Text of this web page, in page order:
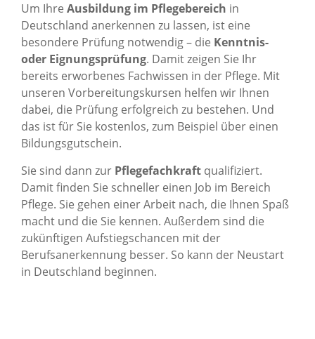
Um Ihre Ausbildung im Pflegebereich in
Deutschland anerkennen zu lassen, ist eine
besondere Prüfung notwendig – die Kenntnis-
oder Eignungsprüfung. Damit zeigen Sie Ihr
bereits erworbenes Fachwissen in der Pflege. Mit
unseren Vorbereitungskursen helfen wir Ihnen
dabei, die Prüfung erfolgreich zu bestehen. Und
das ist für Sie kostenlos, zum Beispiel über einen
Bildungsgutschein.
Sie sind dann zur Pflegefachkraft qualifiziert.
Damit finden Sie schneller einen Job im Bereich
Pflege. Sie gehen einer Arbeit nach, die Ihnen Spaß
macht und die Sie kennen. Außerdem sind die
zukünftigen Aufstiegschancen mit der
Berufsanerkennung besser. So kann der Neustart
in Deutschland beginnen.